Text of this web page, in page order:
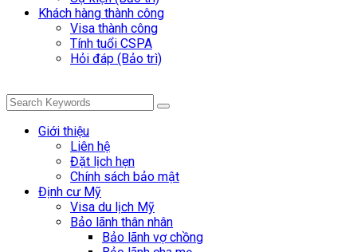
Khách hàng thành công
Visa thành công
Tính tuổi CSPA
Hỏi đáp (Bảo trì)
Giới thiệu
Liên hệ
Đặt lịch hẹn
Chính sách bảo mật
Định cư Mỹ
Visa du lịch Mỹ
Bảo lãnh thân nhân
Bảo lãnh vợ chồng